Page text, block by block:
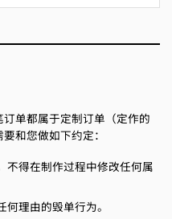
单都属于定制订单（定作的
和您做如下约定：
不得在制作过程中修改任何属
理由的毁单行为。